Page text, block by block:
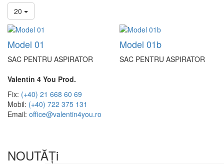
20
Model 01
SAC PENTRU ASPIRATOR
Model 01b
SAC PENTRU ASPIRATOR
Valentin 4 You Prod.
Fix: (+40) 21 668 60 69
Mobil: (+40) 722 375 131
Email: office@valentin4you.ro
NOUTĂȚi